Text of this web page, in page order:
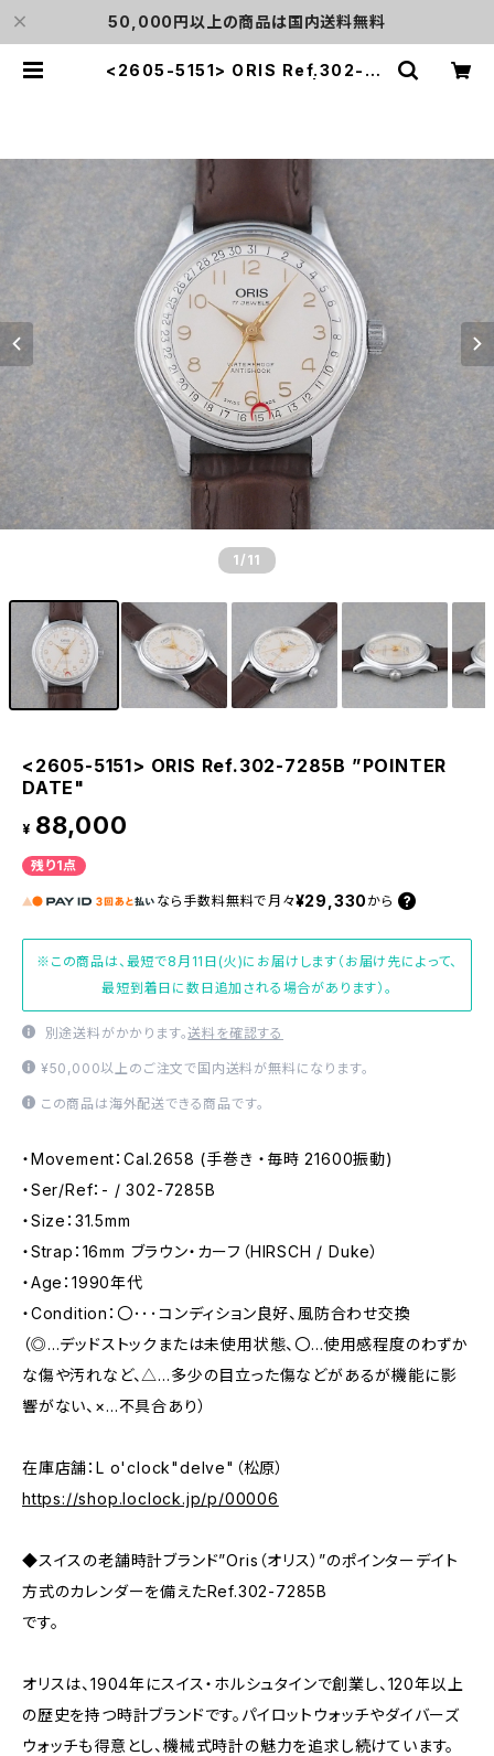
50,000円以上の商品は国内送料無料
<2605-5151> ORIS Ref.302-72
1 /11
<2605-5151> ORIS Ref.302-7285B ”POINTER
DATE"
¥ 88,000
残り1点
なら 手数料無料で 月々¥29,330 から
※この商品は、最短で8月11日(火)にお届けします（お届け先によって、
最短到着日に数日追加される場合があります）。
別途送料がかかります。送料を確認する
¥50,000以上のご注文で国内送料が無料になります。
この商品は海外配送できる商品です。
・Movement：Cal.2658 (手巻き ・毎時 21600振動)
・Ser/Ref：- / 302-7285B
・Size：31.5mm
・Strap：16mm ブラウン・カーフ（HIRSCH / Duke）
・Age：1990年代
・Condition：〇･･･コンディション良好、風防合わせ交換
（◎…デッドストックまたは未使用状態、〇…使用感程度のわずか
な傷や汚れなど、△…多少の目立った傷などがあるが機能に影
響がない、×…不具合あり）
在庫店舗：L o'clock"delve"（松原）
https://shop.loclock.jp/p/00006
◆スイスの老舗時計ブランド”Oris（オリス）”のポインターデイト
方式のカレンダーを備えたRef.302-7285B
です。
オリスは、1904年にスイス・ホルシュタインで創業し、120年以上
の歴史を持つ時計ブランドです。パイロットウォッチやダイバーズ
ウォッチも得意とし、機械式時計の魅力を追求し続けています。